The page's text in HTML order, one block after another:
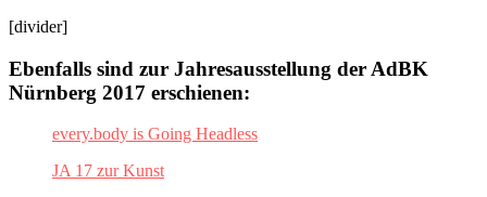
[divider]
Ebenfalls sind zur Jahresausstellung der AdBK
Nürnberg 2017 erschienen:
every.body is Going Headless
JA 17 zur Kunst